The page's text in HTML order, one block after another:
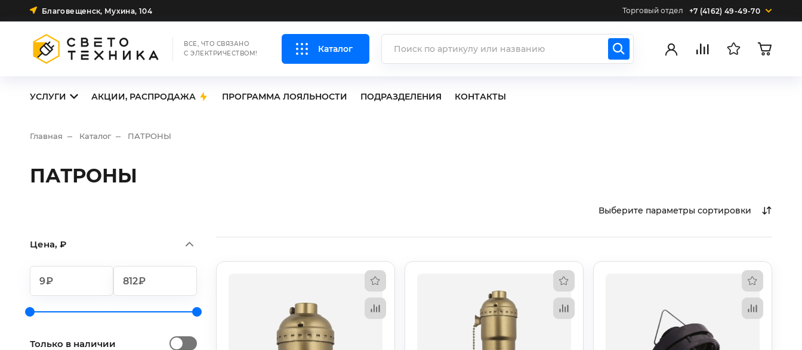
Благовещенск, Мухина, 104 Торговый отдел +7 (4162) 49-49-70
ВСЕ, ЧТО СВЯЗАНО
С ЭЛЕКТРИЧЕСТВОМ!
Каталог
УСЛУГИ АКЦИИ, РАСПРОДАЖА ПРОГРАММА ЛОЯЛЬНОСТИ ПОДРАЗДЕЛЕНИЯ КОНТАКТЫ
Главная Каталог ПАТРОНЫ
ПАТРОНЫ
Выберите параметры сортировки
Цена, ₽
₽ ₽
Только в наличии